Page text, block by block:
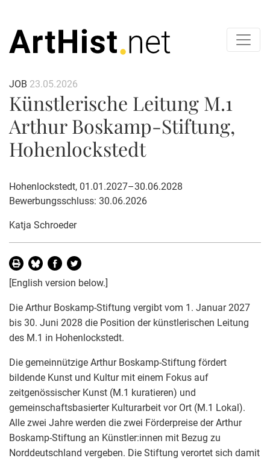
JOB 23.05.2026
Künstlerische Leitung M.1
Arthur Boskamp-Stiftung,
Hohenlockstedt
Hohenlockstedt, 01.01.2027–30.06.2028
Bewerbungsschluss: 30.06.2026
Katja Schroeder
[English version below.]
Die Arthur Boskamp-Stiftung vergibt vom 1. Januar 2027
bis 30. Juni 2028 die Position der künstlerischen Leitung
des M.1 in Hohenlockstedt.
Die gemeinnützige Arthur Boskamp-Stiftung fördert
bildende Kunst und Kultur mit einem Fokus auf
zeitgenössischer Kunst (M.1 kuratieren) und
gemeinschaftsbasierter Kulturarbeit vor Ort (M.1 Lokal).
Alle zwei Jahre werden die zwei Förderpreise der Arthur
Boskamp-Stiftung an Künstler:innen mit Bezug zu
Norddeutschland vergeben. Die Stiftung verortet sich damit